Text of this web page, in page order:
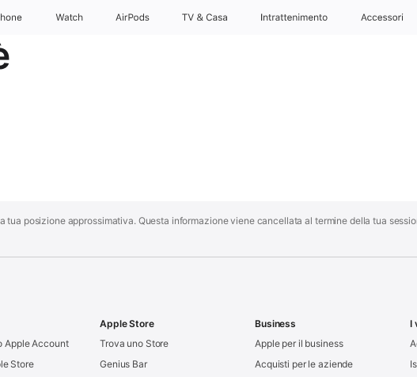
Watch AirPods TV & Casa Intrattenimento Accessori
tua posizione approssimativa. Questa informazione viene cancellata al termine della tua
Apple Account
Store
Apple Store
Trova uno Store
Genius Bar
Business
Apple per il business
Acquisti per le aziende
I